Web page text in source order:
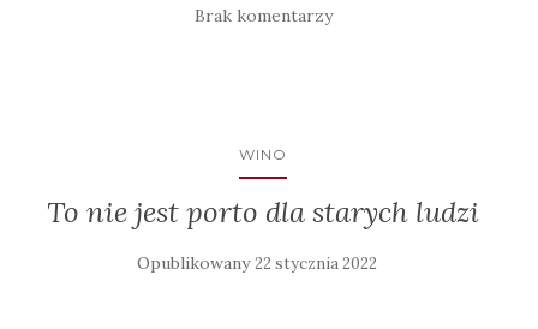
Brak komentarzy
WINO
To nie jest porto dla starych ludzi
Opublikowany22 stycznia 2022